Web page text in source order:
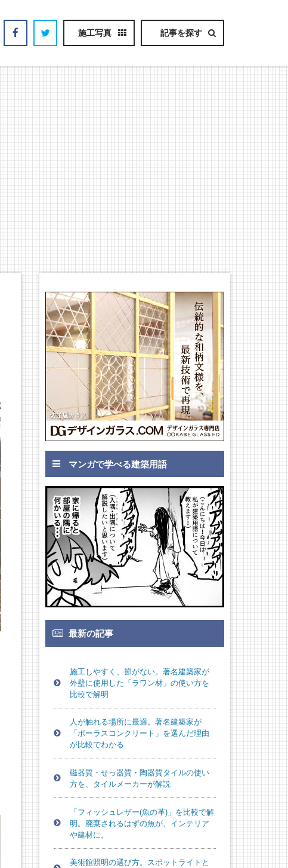
施工写真 記事を探す
マンガで学べる建築用語
最新の記事
施工しやすく、節がない。著名建築家が
外壁に使用した「ラワン材」の使い方を
比較で解明
人が触れる場所に最適。著名建築家が
「ポーラスコンクリート」を選んだ理由
が比較でわかる
磁器質・せっ器質・陶器質タイルの使い
方を、タイルメーカーが解説
「フィッシュレザー(魚の革)」を比較で解
明。廃棄されるはずの魚が、インテリア
や建材に。
美術館照明の選び方。スポットライトと